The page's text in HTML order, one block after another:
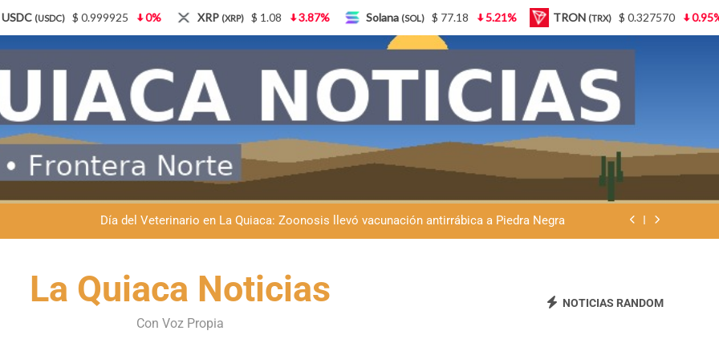
Dante Velázquez marchará contra la Ley de Tierras: “Patria sí, colonia no”
Fernando Rejal respaldó a Dante Velázquez en el Senado: “No queremos que se venda nuestra frontera”
Día del Veterinario en La Quiaca: Zoonosis llevó vacunación antirrábica a Piedra Negra
La frontera se subleva: Dante Velázquez enfrenta el remate de la patria y advierte que la Argentina no se
Fernando Rejal respaldó a Dante Velázquez en el Senado: “No queremos que se venda nuestra frontera”
Día del Veterinario en La Quiaca: Zoonosis llevó vacunación antirrábica a Piedra Negra
La Quiaca Noticias
Con Voz Propia
NOTICIAS RANDOM
0% XRP(XRP) $ 1.08 3.87% Solana(SOL) $ 77.18 5.21% TRON(TRX) $ 0.327570 0.95% Lido Staked Ether